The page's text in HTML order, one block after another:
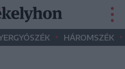
• HÁROMSZÉK •